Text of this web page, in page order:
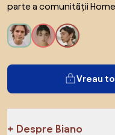
parte a comunității
Vreau
Despre Biano